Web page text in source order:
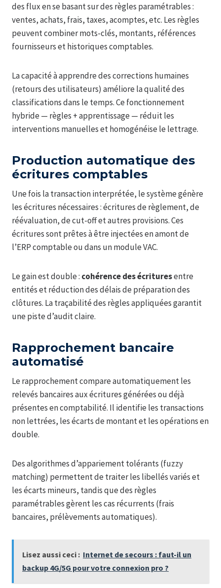
des flux en se basant sur des règles paramétrables :
ventes, achats, frais, taxes, acomptes, etc. Les règles
peuvent combiner mots-clés, montants, références
fournisseurs et historiques comptables.
La capacité à apprendre des corrections humaines
(retours des utilisateurs) améliore la qualité des
classifications dans le temps. Ce fonctionnement
hybride — règles + apprentissage — réduit les
interventions manuelles et homogénéise le lettrage.
Production automatique des
écritures comptables
Une fois la transaction interprétée, le système génère
les écritures nécessaires : écritures de règlement, de
réévaluation, de cut-off et autres provisions. Ces
écritures sont prêtes à être injectées en amont de
l’ERP comptable ou dans un module VAC.
Le gain est double : cohérence des écrituresentre
entités et réduction des délais de préparation des
clôtures. La traçabilité des règles appliquées garantit
une piste d’audit claire.
Rapprochement bancaire
automatisé
Le rapprochement compare automatiquement les
relevés bancaires aux écritures générées ou déjà
présentes en comptabilité. Il identifie les transactions
non lettrées, les écarts de montant et les opérations en
double.
Des algorithmes d’appariement tolérants (fuzzy
matching) permettent de traiter les libellés variés et
les écarts mineurs, tandis que des règles
paramétrables gèrent les cas récurrents (frais
bancaires, prélèvements automatiques).
Lisez aussi ceci : Internet de secours : faut-il un
backup 4G/5G pour votre connexion pro ?